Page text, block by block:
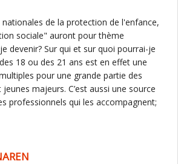
nationales de la protection de l'enfance,
sociale" auront pour thème
devenir? Sur qui et sur quoi pourrai-je
18 ou des 21 ans est en effet une
pour une grande partie des
majeurs. C’est aussi une source
professionnels qui les accompagnent;